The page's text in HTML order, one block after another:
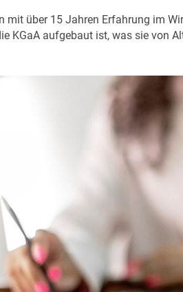
mit über 15 Jahren Erfahrung im
KGaA aufgebaut ist, was sie von